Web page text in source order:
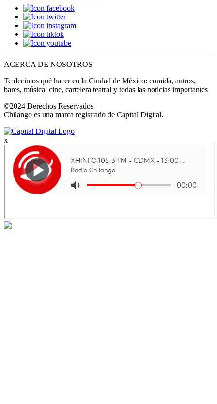
ACERCA DE NOSOTROS
Te decimos qué hacer en la Ciudad de México: comida, antros,
bares, música, cine, cartelera teatral y todas las noticias importantes
©2024 Derechos Reservados
Chilango es una marca registrado de Capital Digital.
x